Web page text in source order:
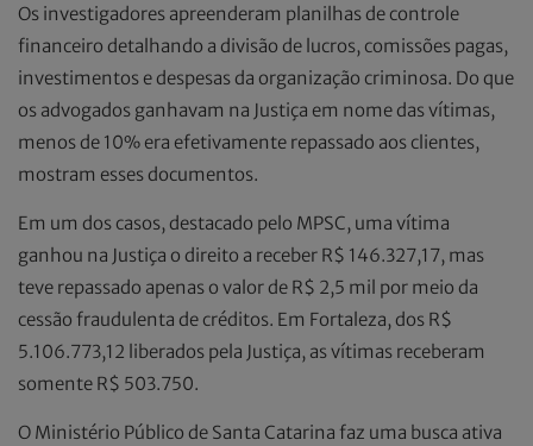
Os investigadores apreenderam planilhas de controle
financeiro detalhando a divisão de lucros, comissões pagas,
investimentos e despesas da organização criminosa. Do que
os advogados ganhavam na Justiça em nome das vítimas,
menos de 10% era efetivamente repassado aos clientes,
mostram esses documentos.
Em um dos casos, destacado pelo MPSC, uma vítima
ganhou na Justiça o direito a receber R$ 146.327,17, mas
teve repassado apenas o valor de R$ 2,5 mil por meio da
cessão fraudulenta de créditos. Em Fortaleza, dos R$
5.106.773,12 liberados pela Justiça, as vítimas receberam
somente R$ 503.750.
O Ministério Público de Santa Catarina faz uma busca ativa